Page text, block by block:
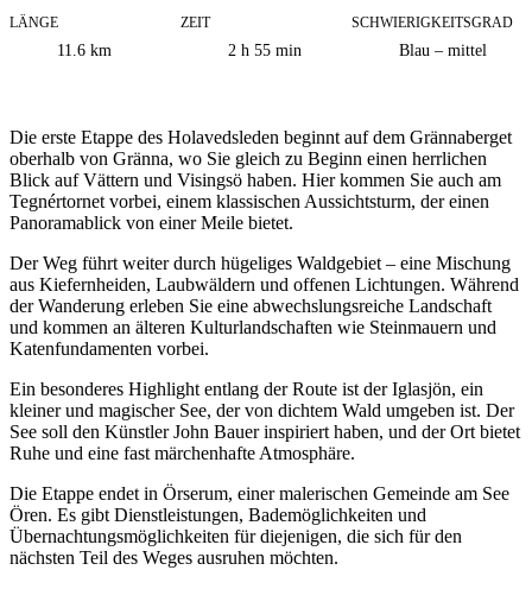
Informationen
zum
LÄNGE
11.6 km
ZEIT
2 h 55 min
SCHWIERIGKEITSGRAD
Blau – mittel
Die erste Etappe des Holavedsleden beginnt auf dem Grännaberget
oberhalb von Gränna, wo Sie gleich zu Beginn einen herrlichen
Blick auf Vättern und Visingsö haben. Hier kommen Sie auch am
Tegnértornet vorbei, einem klassischen Aussichtsturm, der einen
Panoramablick von einer Meile bietet.
Der Weg führt weiter durch hügeliges Waldgebiet – eine Mischung
aus Kiefernheiden, Laubwäldern und offenen Lichtungen. Während
der Wanderung erleben Sie eine abwechslungsreiche Landschaft
und kommen an älteren Kulturlandschaften wie Steinmauern und
Katenfundamenten vorbei.
Ein besonderes Highlight entlang der Route ist der Iglasjön, ein
kleiner und magischer See, der von dichtem Wald umgeben ist. Der
See soll den Künstler John Bauer inspiriert haben, und der Ort bietet
Ruhe und eine fast märchenhafte Atmosphäre.
Die Etappe endet in Örserum, einer malerischen Gemeinde am See
Ören. Es gibt Dienstleistungen, Bademöglichkeiten und
Übernachtungsmöglichkeiten für diejenigen, die sich für den
nächsten Teil des Weges ausruhen möchten.